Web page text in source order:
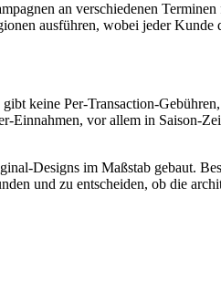
an verschiedenen
ausführen, wobei jeder
keine Per-Transaction-
vor allem in Saison-
Designs im Maßstab gebaut.
und zu entscheiden, ob die